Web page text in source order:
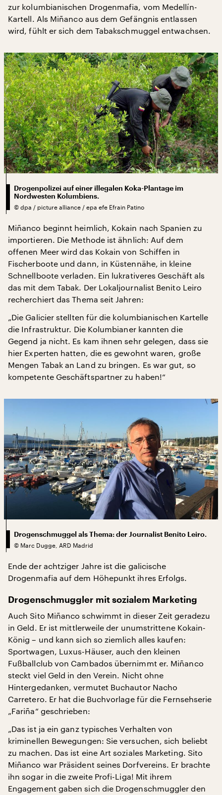
zur kolumbianischen Drogenmafia, vom Medellín-
Kartell. Als Miñanco aus dem Gefängnis entlassen
wird, fühlt er sich dem Tabakschmuggel entwachsen.
Drogenpolizei auf einer illegalen Koka-Plantage im
Nordwesten Kolumbiens.
© dpa / picture alliance / epa efe Efrain Patino
Miñanco beginnt heimlich, Kokain nach Spanien zu
importieren. Die Methode ist ähnlich: Auf dem
offenen Meer wird das Kokain von Schiffen in
Fischerboote und dann, in Küstennähe, in kleine
Schnellboote verladen. Ein lukrativeres Geschäft als
das mit dem Tabak. Der Lokaljournalist Benito Leiro
recherchiert das Thema seit Jahren:
„Die Galicier stellten für die kolumbianischen Kartelle
die Infrastruktur. Die Kolumbianer kannten die
Gegend ja nicht. Es kam ihnen sehr gelegen, dass sie
hier Experten hatten, die es gewohnt waren, große
Mengen Tabak an Land zu bringen. Es war gut, so
kompetente Geschäftspartner zu haben!“
Drogenschmuggel als Thema: der Journalist Benito Leiro.
© Marc Dugge, ARD Madrid
Ende der achtziger Jahre ist die galicische
Drogenmafia auf dem Höhepunkt ihres Erfolgs.
Drogenschmuggler mit sozialem Marketing
Auch Sito Miñanco schwimmt in dieser Zeit geradezu
in Geld. Er ist mittlerweile der unumstrittene Kokain-
König – und kann sich so ziemlich alles kaufen:
Sportwagen, Luxus-Häuser, auch den kleinen
Fußballclub von Cambados übernimmt er. Miñanco
steckt viel Geld in den Verein. Nicht ohne
Hintergedanken, vermutet Buchautor Nacho
Carretero. Er hat die Buchvorlage für die Fernsehserie
„Fariña“ geschrieben:
„Das ist ja ein ganz typisches Verhalten von
kriminellen Bewegungen: Sie versuchen, sich beliebt
zu machen. Das ist eine Art soziales Marketing. Sito
Miñanco war Präsident seines Dorfvereins. Er brachte
ihn sogar in die zweite Profi-Liga! Mit ihrem
Engagement gaben sich die Drogenschmuggler den